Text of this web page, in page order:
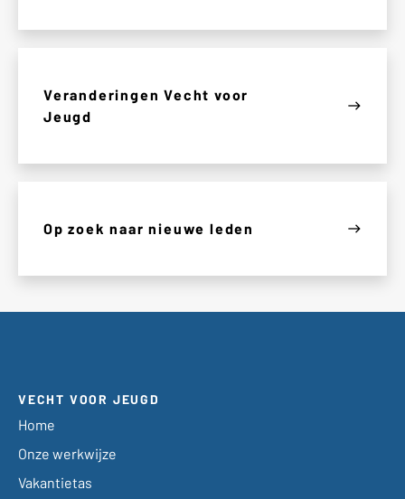
Veranderingen Vecht voor
Jeugd
east
Op zoek naar nieuwe leden east
VECHT VOOR JEUGD
Home
Onze werkwijze
Vakantietas